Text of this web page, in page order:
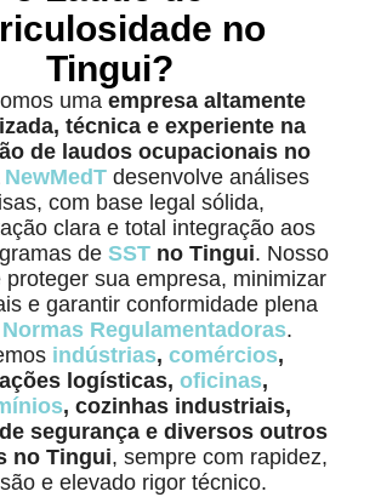
no
Tingui?
uma empresa altamente
técnica e experiente na
de laudos ocupacionais no
NewMedT desenvolve análises
com base legal sólida,
clara e total integração aos
de SSTno Tingui. Nosso
proteger sua empresa, minimizar
e garantir conformidade plena
Normas Regulamentadoras.
indústrias, comércios,
logísticas, oficinas,
, cozinhas industriais,
segurança e diversos outros
no Tingui, sempre com rapidez,
e elevado rigor técnico.